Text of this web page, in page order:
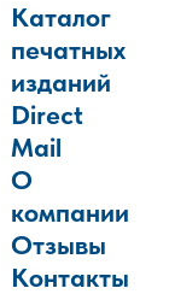
Каталог
печатных
изданий
Direct
Mail
О
компании
Отзывы
Контакты